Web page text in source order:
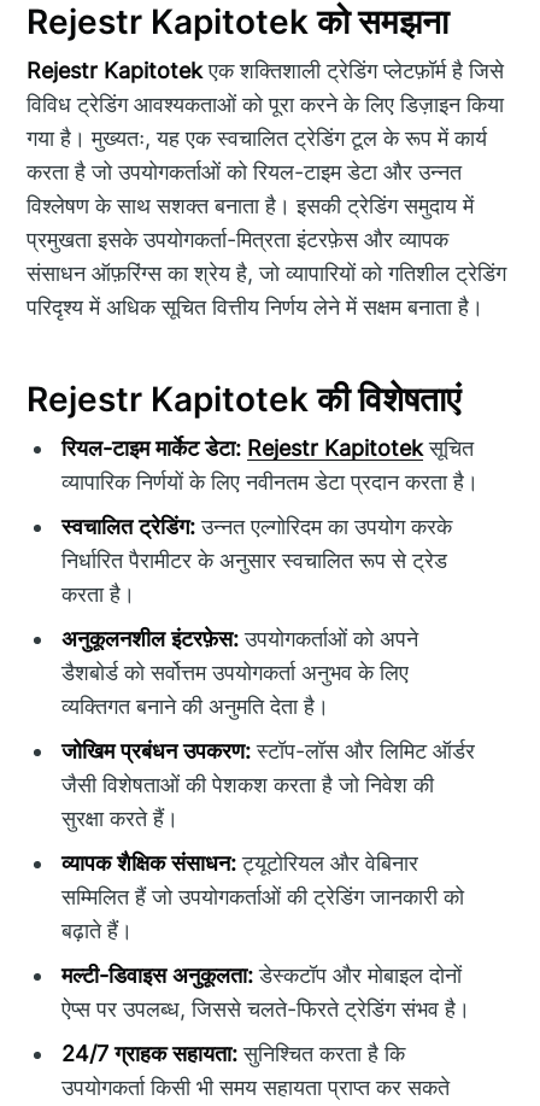
Rejestr Kapitotek को समझना
Rejestr Kapitotekएक शक्तिशाली ट्रेडिंग प्लेटफ़ॉर्म है जिसे
विविध ट्रेडिंग आवश्यकताओं को पूरा करने के लिए डिज़ाइन किया
गया है। मुख्यतः, यह एक स्वचालित ट्रेडिंग टूल के रूप में कार्य
करता है जो उपयोगकर्ताओं को रियल-टाइम डेटा और उन्नत
विश्लेषण के साथ सशक्त बनाता है। इसकी ट्रेडिंग समुदाय में
प्रमुखता इसके उपयोगकर्ता-मित्रता इंटरफ़ेस और व्यापक
संसाधन ऑफ़रिंग्स का श्रेय है, जो व्यापारियों को गतिशील ट्रेडिंग
परिदृश्य में अधिक सूचित वित्तीय निर्णय लेने में सक्षम बनाता है।
Rejestr Kapitotek की विशेषताएं
रियल-टाइम मार्केट डेटा: Rejestr Kapitotekसूचित
व्यापारिक निर्णयों के लिए नवीनतम डेटा प्रदान करता है।
स्वचालित ट्रेडिंग:उन्नत एल्गोरिदम का उपयोग करके
निर्धारित पैरामीटर के अनुसार स्वचालित रूप से ट्रेड
करता है।
अनुकूलनशील इंटरफ़ेस:उपयोगकर्ताओं को अपने
डैशबोर्ड को सर्वोत्तम उपयोगकर्ता अनुभव के लिए
व्यक्तिगत बनाने की अनुमति देता है।
जोखिम प्रबंधन उपकरण:स्टॉप-लॉस और लिमिट ऑर्डर
जैसी विशेषताओं की पेशकश करता है जो निवेश की
सुरक्षा करते हैं।
व्यापक शैक्षिक संसाधन:ट्यूटोरियल और वेबिनार
सम्मिलित हैं जो उपयोगकर्ताओं की ट्रेडिंग जानकारी को
बढ़ाते हैं।
मल्टी-डिवाइस अनुकूलता:डेस्कटॉप और मोबाइल दोनों
ऐप्स पर उपलब्ध, जिससे चलते-फिरते ट्रेडिंग संभव है।
24/7 ग्राहक सहायता:सुनिश्चित करता है कि
उपयोगकर्ता किसी भी समय सहायता प्राप्त कर सकते